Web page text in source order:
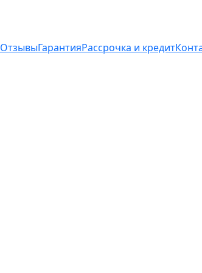
ОтзывыГарантияРассрочка и кредит